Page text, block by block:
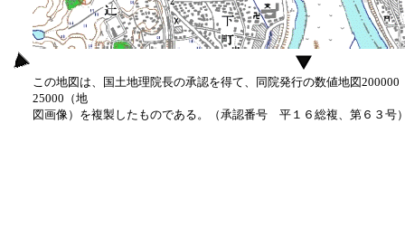
この地図は、国土地理院長の承認を得て、同院発行の数値地図
25000（地
図画像）を複製したものである。（承認番号 平１６総複、第６３号